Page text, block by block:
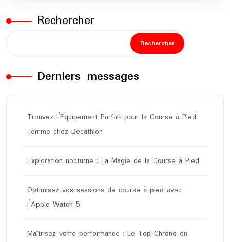
Rechercher
Rechercher
Derniers messages
Trouvez l’Équipement Parfait pour la Course à Pied
Femme chez Decathlon
Exploration nocturne : La Magie de la Course à Pied
Optimisez vos sessions de course à pied avec
l’Apple Watch 5
Maîtrisez votre performance : Le Top Chrono en